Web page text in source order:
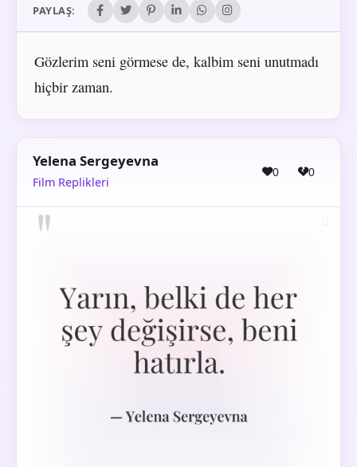
PAYLAŞ:
Gözlerim seni görmese de, kalbim seni unutmadı
hiçbir zaman.
Yelena Sergeyevna
Film Replikleri
0 0